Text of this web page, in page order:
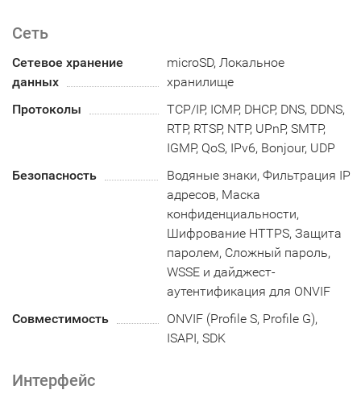
Сеть
Сетевое хранение
данных
microSD, Локальное
хранилище
Протоколы
TCP/IP, ICMP, DHCP, DNS, DDNS,
RTP, RTSP, NTP, UPnP, SMTP,
IGMP, QoS, IPv6, Bonjour, UDP
Безопасность
Водяные знаки, Фильтрация IP
адресов, Маска
конфиденциальности,
Шифрование HTTPS, Защита
паролем, Сложный пароль,
WSSE и дайджест-
аутентификация для ONVIF
Совместимость
ONVIF (Profile S, Profile G),
ISAPI, SDK
Интерфейс